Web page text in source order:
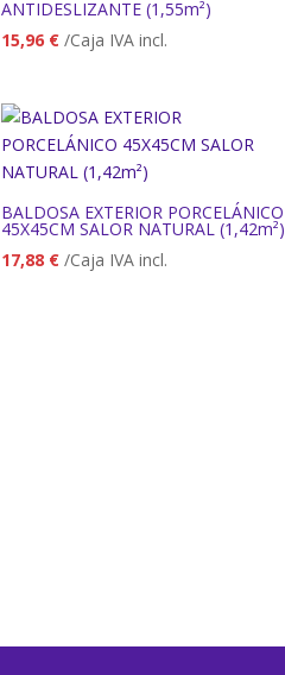
ANTIDESLIZANTE (1,55m²)
15,96 € /Caja IVA incl.
BALDOSA EXTERIOR PORCELÁNICO
45X45CM SALOR NATURAL (1,42m²)
17,88 € /Caja IVA incl.